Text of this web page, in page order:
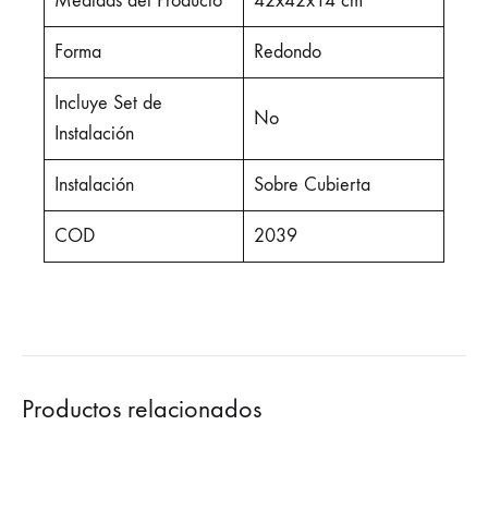
Forma Redondo
Incluye Set de
Instalación
No
Instalación Sobre Cubierta
COD 2039
Productos relacionados